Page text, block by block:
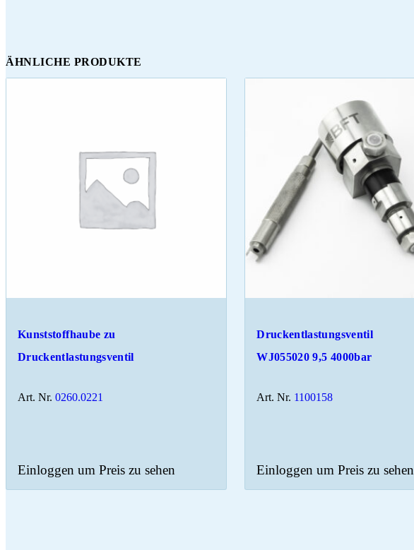
ÄHNLICHE PRODUKTE
Kunststoffhaube zu
Druckentlastungsventil
Art. Nr. 0260.0221
Einloggen um Preis zu sehen
Druckentlastungsventil
WJ055020 9,5 4000bar
Art. Nr. 1100158
Einloggen um Preis zu sehen